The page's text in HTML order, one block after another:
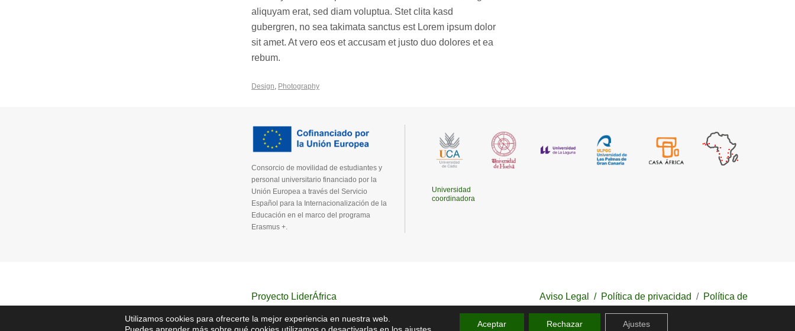
aliquyam erat, sed diam voluptua. Stet clita kasd
gubergren, no sea takimata sanctus est Lorem ipsum dolor
sit amet. At vero eos et accusam et justo duo dolores et ea
rebum.
Design, Photography
Consorcio de movilidad de estudiantes y
personal universitario financiado por la
Unión Europea a través del Servicio
Español para la Internacionalización de la
Educación en el marco del programa
Erasmus +.
Universidad
coordinadora
Proyecto LiderÁfrica Aviso Legal / Política de privacidad / Política de
Utilizamos cookies para ofrecerte la mejor experiencia en nuestra web.
Aceptar Rechazar Ajustes